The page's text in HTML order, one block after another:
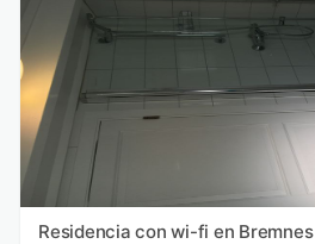
Residencia con wi-fi en Bremnes